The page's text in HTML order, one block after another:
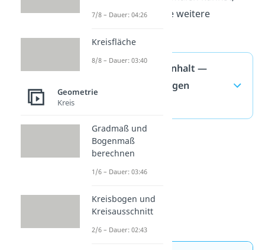
benötigst du eine weitere
Oberflächeninhalt —
häufigste Fragen
7/8 – Dauer: 04:26
Kreisfläche
8/8 – Dauer: 03:40
Geometrie
Kreis
Gradmaß und
Bogenmaß
berechnen
1/6 – Dauer: 03:46
Kreisbogen und
Kreisausschnitt
2/6 – Dauer: 02:43